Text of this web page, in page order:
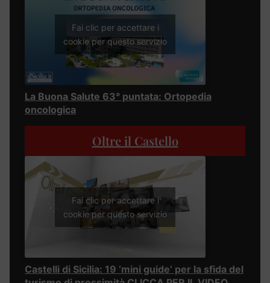
Fai clic per accettare i
cookie per questo servizio
La Buona Salute 63° puntata: Ortopedia
oncologica
Oltre il Castello
Fai clic per accettare i
cookie per questo servizio
Castelli di Sicilia: 19 ‘mini guide’ per la sfida del